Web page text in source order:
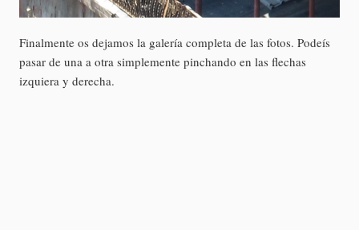
Finalmente os dejamos la galería completa de las fotos. Podeís
pasar de una a otra simplemente pinchando en las flechas
izquiera y derecha.